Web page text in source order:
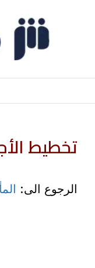
تخطيط
الرجوع الى: